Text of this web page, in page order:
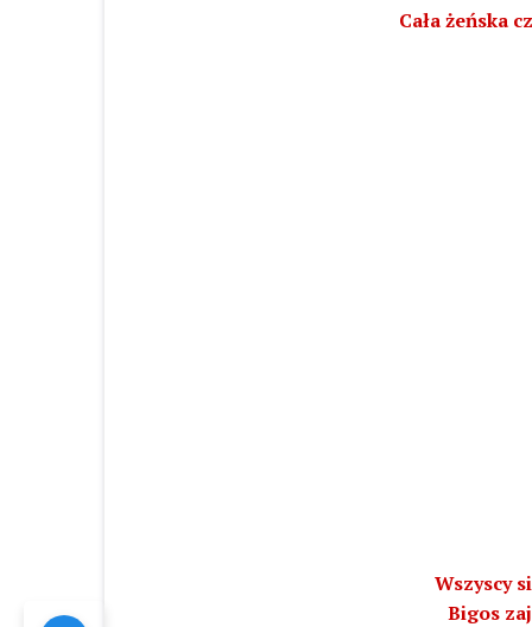
Cała żeńska
Wszyscy
Bigos